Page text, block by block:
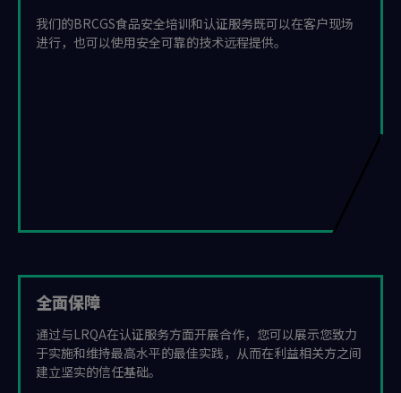
我们的BRCGS食品安全培训和认证服务既可以在客户现场
进行，也可以使用安全可靠的技术远程提供。
全面保障
通过与LRQA在认证服务方面开展合作，您可以展示您致力
于实施和维持最高水平的最佳实践，从而在利益相关方之间
建立坚实的信任基础。